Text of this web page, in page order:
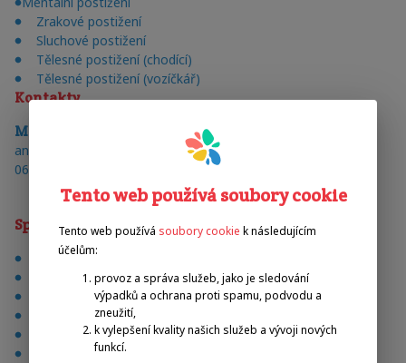
Zrakové postižení
Sluchové postižení
Tělesné postižení (chodící)
Tělesné postižení (vozíčkář)
Kontakty
Mag.Andrea
andrea.scherney@univie.ac.at
telefon
0676/3525253
Sporty
basketbal na vozíku
stolní tenis
Alpské lyžování
běžecké lyžování
Tento web používá soubory cookie
Tento web používá soubory cookie k následujícím
účelům:
provoz a správa služeb, jako je sledování
výpadků a ochrana proti spamu, podvodu a
zneužití,
k vylepšení kvality našich služeb a vývoji nových
funkcí.